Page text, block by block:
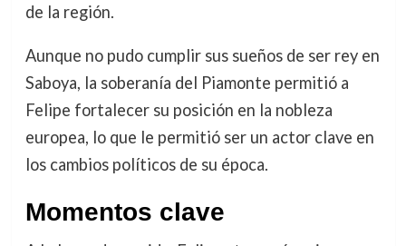
de la región.
Aunque no pudo cumplir sus sueños de ser rey en
Saboya, la soberanía del Piamonte permitió a
Felipe fortalecer su posición en la nobleza
europea, lo que le permitió ser un actor clave en
los cambios políticos de su época.
Momentos clave